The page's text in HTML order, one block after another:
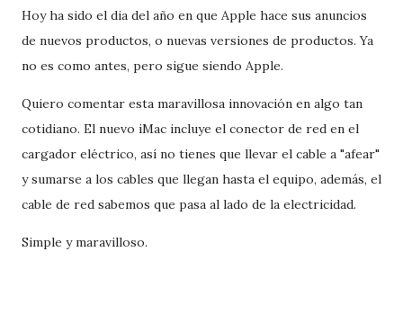
Hoy ha sido el dia del año en que Apple hace sus anuncios
de nuevos productos, o nuevas versiones de productos. Ya
no es como antes, pero sigue siendo Apple.
Quiero comentar esta maravillosa innovación en algo tan
cotidiano. El nuevo iMac incluye el conector de red en el
cargador eléctrico, así no tienes que llevar el cable a "afear"
y sumarse a los cables que llegan hasta el equipo, además, el
cable de red sabemos que pasa al lado de la electricidad.
Simple y maravilloso.